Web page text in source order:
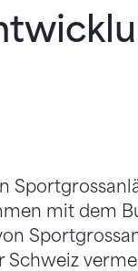
mit dem
Schweiz